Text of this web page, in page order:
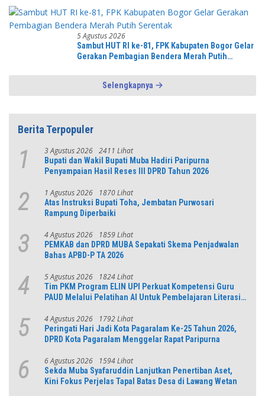
5 Agustus 2026
Sambut HUT RI ke-81, FPK Kabupaten Bogor Gelar
Gerakan Pembagian Bendera Merah Putih
Selengkapnya
Berita Terpopuler
1 3 Agustus 2026 2411 Lihat
Bupati dan Wakil Bupati Muba Hadiri Paripurna
Penyampaian Hasil Reses III DPRD Tahun 2026
2 1 Agustus 2026 1870 Lihat
Atas Instruksi Bupati Toha, Jembatan Purwosari
Rampung Diperbaiki
3 4 Agustus 2026 1859 Lihat
PEMKAB dan DPRD MUBA Sepakati Skema Penjadwalan
Bahas APBD-P TA 2026
4 5 Agustus 2026 1824 Lihat
Tim PKM Program ELIN UPI Perkuat Kompetensi Guru
PAUD Melalui Pelatihan AI Untuk Pembelajaran Literasi
5 4 Agustus 2026 1792 Lihat
Peringati Hari Jadi Kota Pagaralam Ke-25 Tahun 2026,
DPRD Kota Pagaralam Menggelar Rapat Paripurna
6 6 Agustus 2026 1594 Lihat
Sekda Muba Syafaruddin Lanjutkan Penertiban Aset,
Kini Fokus Perjelas Tapal Batas Desa di Lawang Wetan